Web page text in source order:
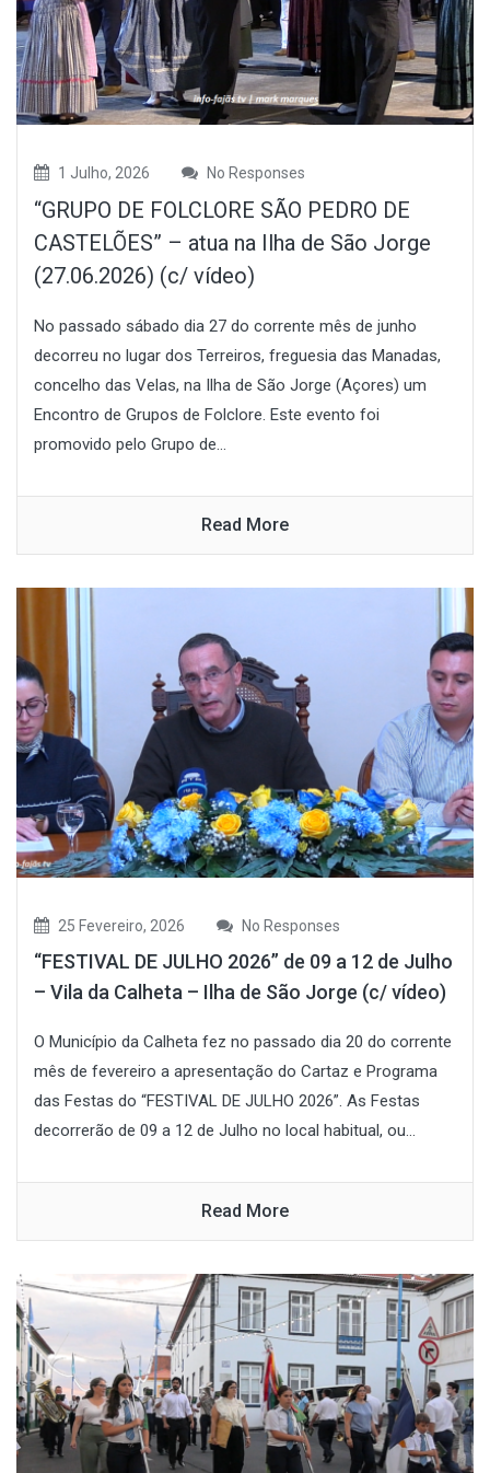
1 Julho, 2026 No Responses
“GRUPO DE FOLCLORE SÃO PEDRO DE
CASTELÕES” – atua na Ilha de São Jorge
(27.06.2026) (c/ vídeo)
No passado sábado dia 27 do corrente mês de junho
decorreu no lugar dos Terreiros, freguesia das Manadas,
concelho das Velas, na Ilha de São Jorge (Açores) um
Encontro de Grupos de Folclore. Este evento foi
promovido pelo Grupo de...
Read More
25 Fevereiro, 2026 No Responses
“FESTIVAL DE JULHO 2026” de 09 a 12 de Julho
– Vila da Calheta – Ilha de São Jorge (c/ vídeo)
O Município da Calheta fez no passado dia 20 do corrente
mês de fevereiro a apresentação do Cartaz e Programa
das Festas do “FESTIVAL DE JULHO 2026”. As Festas
decorrerão de 09 a 12 de Julho no local habitual, ou...
Read More